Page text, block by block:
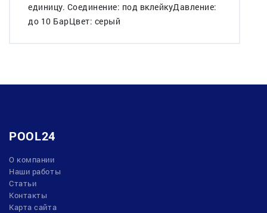
единицу. Соединение: под вклейкуДавление:
до 10 БарЦвет: серый
POOL24
О компании
Наши работы
Статьи
Контакты
Карта сайта